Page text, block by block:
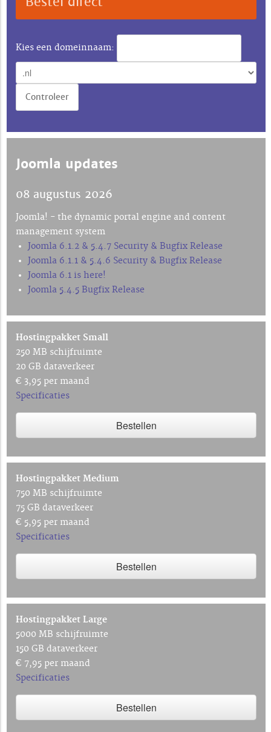
Kies een domeinnaam:
Joomla updates
08 augustus 2026
Joomla! - the dynamic portal engine and content
management system
Joomla 6.1.2 & 5.4.7 Security & Bugfix Release
Joomla 6.1.1 & 5.4.6 Security & Bugfix Release
Joomla 6.1 is here!
Joomla 5.4.5 Bugfix Release
Hostingpakket Small
250 MB schijfruimte
20 GB dataverkeer
€ 3,95 per maand
Specificaties
Bestellen
Hostingpakket Medium
750 MB schijfruimte
75 GB dataverkeer
€ 5,95 per maand
Specificaties
Bestellen
Hostingpakket Large
5000 MB schijfruimte
150 GB dataverkeer
€ 7,95 per maand
Specificaties
Bestellen